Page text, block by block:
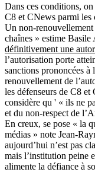
Dans ces conditions,
C8 et CNews parmi les
Un non-
chaînes » estime Basile
définitivement une
l’autorisation porte
sanctions prononcées à
renouvellement de
les défenseurs de C8
considère qu ' « ils ne
et du non-respect de
En creux, se pose « la
médias » note Jean-
aujourd’hui n’est pas
mais l’institution peine
alimente la défiance à